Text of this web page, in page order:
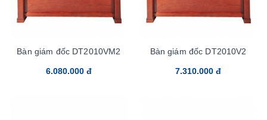
Bàn giám đốc DT2010VM2
6.080.000 đ
Bàn giám đốc DT2010V2
7.310.000 đ